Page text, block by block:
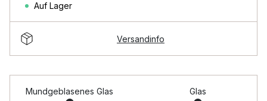
Auf Lager
Versandinfo
Mundgeblasenes Glas Glas